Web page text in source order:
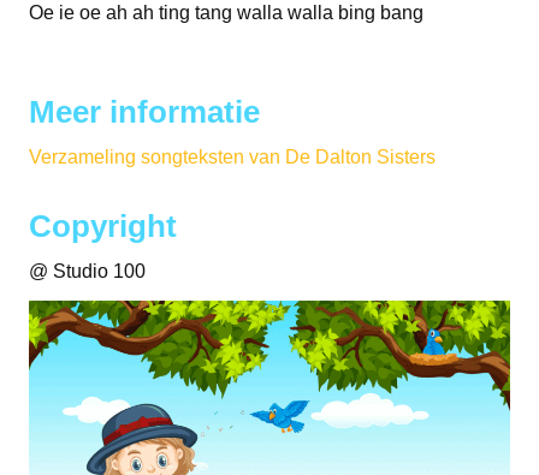
Oe ie oe ah ah ting tang walla walla bing bang
Meer informatie
Verzameling songteksten van De Dalton Sisters
Copyright
@ Studio 100